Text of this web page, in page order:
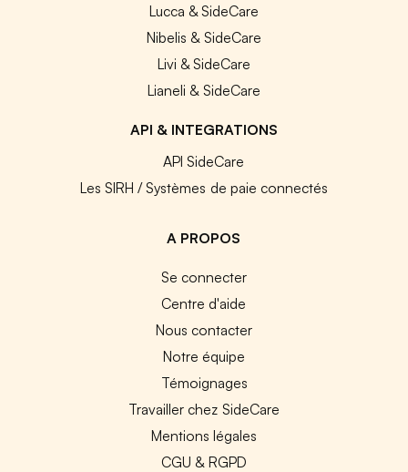
Lucca & SideCare
Nibelis & SideCare
Livi & SideCare
Lianeli & SideCare
API & INTEGRATIONS
API SideCare
Les SIRH / Systèmes de paie connectés
A PROPOS
Se connecter
Centre d'aide
Nous contacter
Notre équipe
Témoignages
Travailler chez SideCare
Mentions légales
CGU & RGPD